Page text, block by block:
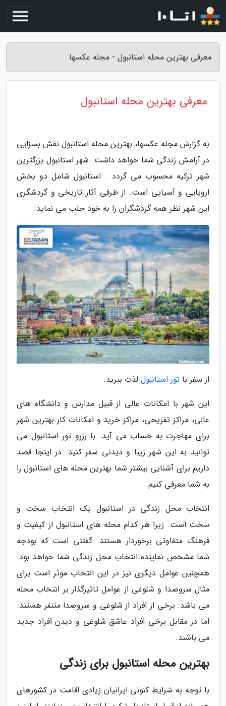
معرفی بهترین محله استانبول - مجله عکسها
معرفی بهترین محله استانبول
به گزارش مجله عکسها، بهترین محله استانبول نقش بسزایی
در آرامش زندگی شما خواهد داشت. شهر استانبول بزرگترین
شهر ترکیه محسوب می گردد . استانبول شامل دو بخش
اروپایی و آسیایی است. از طرفی آثار تاریخی و گردشگری
این شهر نظر همه گردشگران را به خود جلب می نماید.
از سفر با تور استانبول لذت ببرید.
این شهر با امکانات عالی از قبیل مدارس و دانشگاه های
عالی، مراکز تفریحی، مراکز خرید و امکانات کار بهترین شهر
برای مهاجرت به حساب می آید. با رزرو تور استانبول می
توانید به این شهر زیبا و دیدنی سفر کنید. در اینجا قصد
داریم برای آشنایی بیشتر شما بهترین محله های استانبول را
به شما معرفی کنیم.
انتخاب محل زندگی در استانبول یک انتخاب سخت و
سخت است. زیرا هر کدام محله های استانبول از کیفیت و
فرهنگ متفاوتی برخوردار هستند. گفتنی است که بودجه
شما مشخص نماینده انتخاب محل زندگی شما خواهد بود.
همچنین عوامل دیگری نیز در این انتخاب موثر است برای
مثال سروصدا و شلوغی از عوامل تاثیرگذار بر انتخاب محله
می باشد. برخی از افراد از شلوغی و سروصدا متنفر هستند.
اما در مقابل برخی افراد عاشق شلوغی و دیدن افراد جدید
می باشند.
بهترین محله استانبول برای زندگی
با توجه به شرایط کنونی ایرانیان زیادی اقامت در کشورهای